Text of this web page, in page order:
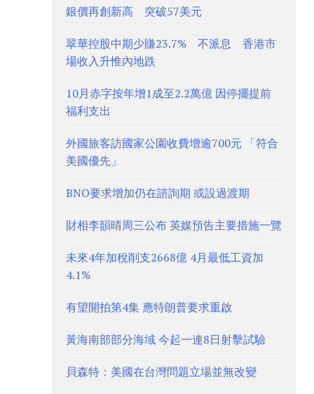
銀價再創新高 突破57美元
翠華控股中期少賺23.7% 不派息 香港市
場收入升惟內地跌
10月赤字按年增1成至2.2萬億 因停擺提前
福利支出
外國旅客訪國家公園收費增逾700元 「符合
美國優先」
BNO要求增加仍在諮詢期 或設過渡期
財相李韻晴周三公布 英媒預告主要措施一覽
未來4年加稅削支2668億 4月最低工資加
4.1%
有望開拍第4集 應特朗普要求重啟
黃海南部部分海域 今起一連8日射擊試驗
貝森特：美國在台灣問題立場並無改變